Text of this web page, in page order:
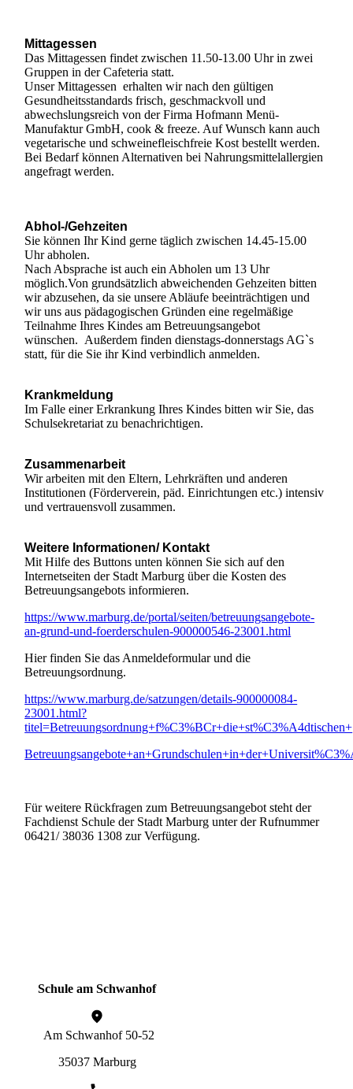
Mittagessen
Das Mittagessen findet zwischen 11.50-13.00 Uhr in zwei
Gruppen in der Cafeteria statt.
Unser Mittagessen erhalten wir nach den gültigen
Gesundheitsstandards frisch, geschmackvoll und
abwechslungsreich von der Firma Hofmann Menü-
Manufaktur GmbH, cook & freeze. Auf Wunsch kann auch
vegetarische und schweinefleischfreie Kost bestellt werden.
Bei Bedarf können Alternativen bei Nahrungsmittelallergien
angefragt werden.
Abhol-/Gehzeiten
Sie können Ihr Kind gerne täglich zwischen 14.45-15.00
Uhr abholen.
Nach Absprache ist auch ein Abholen um 13 Uhr
möglich.Von grundsätzlich abweichenden Gehzeiten bitten
wir abzusehen, da sie unsere Abläufe beeinträchtigen und
wir uns aus pädagogischen Gründen eine regelmäßige
Teilnahme Ihres Kindes am Betreuungsangebot
wünschen. Außerdem finden dienstags-donnerstags AG`s
statt, für die Sie ihr Kind verbindlich anmelden.
Krankmeldung
Im Falle einer Erkrankung Ihres Kindes bitten wir Sie, das
Schulsekretariat zu benachrichtigen.
Zusammenarbeit
Wir arbeiten mit den Eltern, Lehrkräften und anderen
Institutionen (Förderverein, päd. Einrichtungen etc.) intensiv
und vertrauensvoll zusammen.
Weitere Informationen/ Kontakt
Mit Hilfe des Buttons unten können Sie sich auf den
Internetseiten der Stadt Marburg über die Kosten des
Betreuungsangebots informieren.
https://www.marburg.de/portal/seiten/betreuungsangebote-
an-grund-und-foerderschulen-900000546-23001.html
Hier finden Sie das Anmeldeformular und die
Betreuungsordnung.
https://www.marburg.de/satzungen/details-900000084-
23001.html?
titel=Betreuungsordnung+f%C3%BCr+die+st%C3%A4dtischen+
Für weitere Rückfragen zum Betreuungsangebot steht der
Fachdienst Schule der Stadt Marburg unter der Rufnummer
06421/ 38036 1308 zur Verfügung.
Schule am Schwanhof
Am Schwanhof 50-52
35037 Marburg